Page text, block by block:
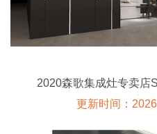
2020森歌集成灶专卖店
就高
更新时间：